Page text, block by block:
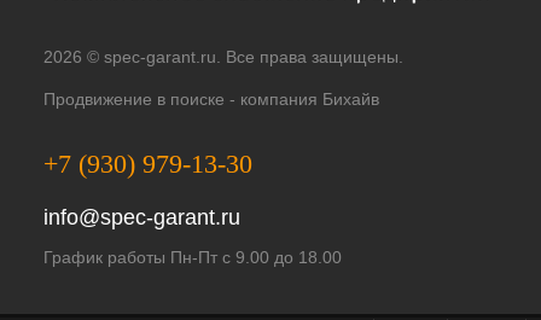
2026 © spec-garant.ru. Все права защищены.
Продвижение в поиске - компания Бихайв
+7 (930) 979-13-30
info@spec-garant.ru
График работы Пн-Пт с 9.00 до 18.00